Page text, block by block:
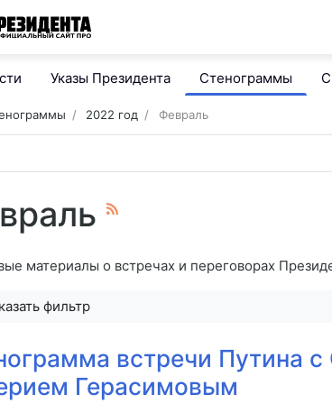
Указы Президента Стенограммы
2022 год Февраль
материалы о встречах и переговорах
фильтр
встречи Путина
Герасимовым